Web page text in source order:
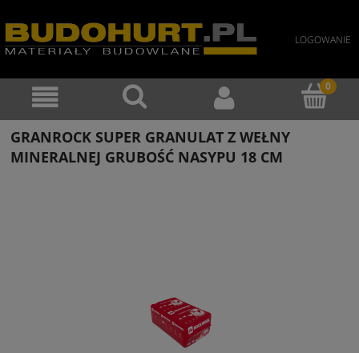
LOGOWANIE
GRANROCK SUPER GRANULAT Z WEŁNY
MINERALNEJ GRUBOŚĆ NASYPU 18 CM